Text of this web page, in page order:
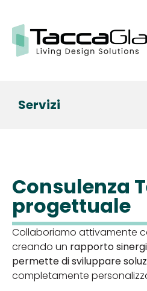
Servizi
Consulenza
progettuale
Collaboriamo attivamente
creando un rapporto
permette di sviluppare
completamente